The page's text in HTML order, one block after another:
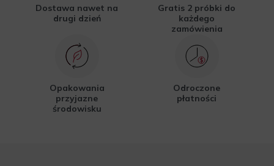
Dostawa nawet na
drugi dzień
Gratis 2 próbki do
każdego
zamówienia
Opakowania
przyjazne
środowisku
Odroczone
płatności